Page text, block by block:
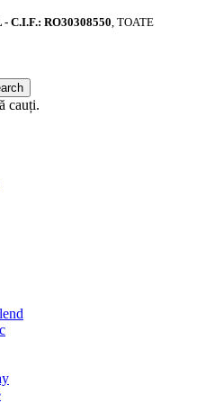
C.I.F.: RO30308550, TOATE
cauți.